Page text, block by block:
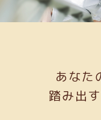
あなた
踏み出